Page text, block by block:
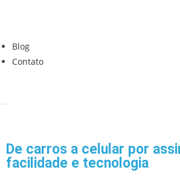
Blog
Contato
De carros a celular por
facilidade e tecnologia